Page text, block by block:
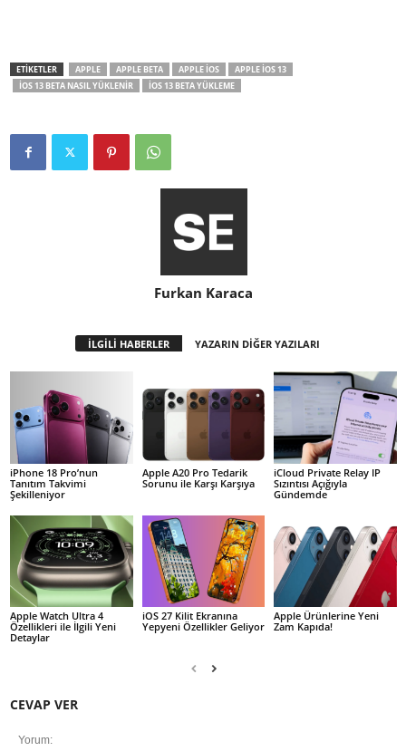
ETİKETLER APPLE APPLE BETA APPLE IOS
APPLE IOS 13
IOS 13 BETA NASIL YÜKLENIR
IOS 13 BETA YÜKLEME
Furkan Karaca
İLGİLİ HABERLER YAZARIN DİĞER YAZILARI
iPhone 18 Pro’nun
Tanıtım Takvimi
Şekilleniyor
Apple A20 Pro Tedarik
Sorunu ile Karşı Karşıya
iCloud Private Relay IP
Sızıntısı Açığıyla
Gündemde
Apple Watch Ultra 4
Özellikleri ile İlgili Yeni
Detaylar
iOS 27 Kilit Ekranına
Yepyeni Özellikler Geliyor
Apple Ürünlerine Yeni
Zam Kapıda!
CEVAP VER